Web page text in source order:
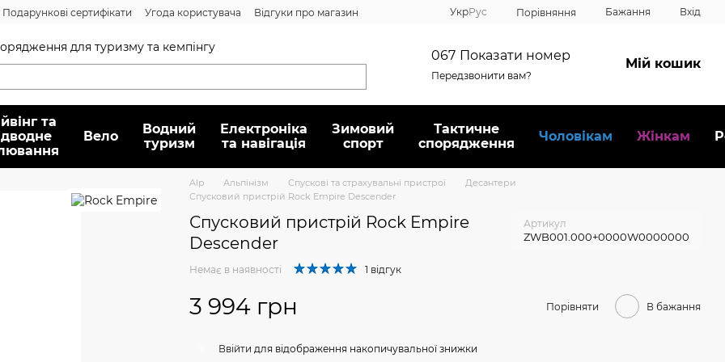
Подарункові сертифікати Угода користувача
Відгуки про магазин
УкрРус Порівняння Бажання Вхід
для туризму та кемпінгу
067 Показати номер
Передзвонити вам?
Мій кошик
та
Вело
Водний
туризм
Електроніка
та навігація
Зимовий
спорт
Тактичне
спорядження
Чоловікам Жінкам
Alp Альпінізм Спускові та страхувальні пристрої
Десантери
Спусковий пристрій Rock Empire Descender
Спусковий пристрій Rock Empire
Descender
Артикул
ZWB001.000+0000W0000000
Немає в наявності 1 відгук
3 994 грн Порівняти В бажання
Ввійти для відображення накопичувальної знижки